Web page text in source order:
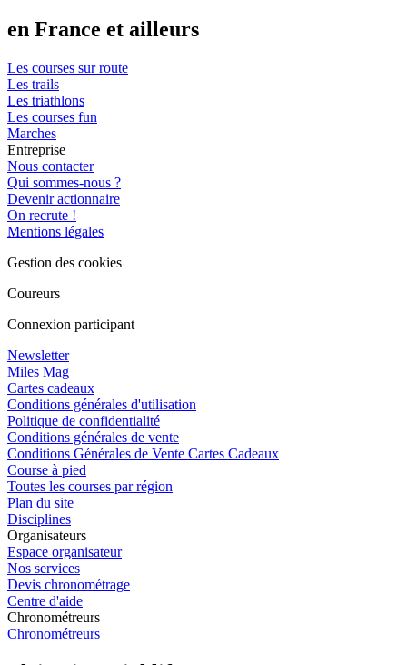
en France et ailleurs
Les courses sur route
Les trails
Les triathlons
Les courses fun
Marches
Entreprise
Nous contacter
Qui sommes-nous ?
Devenir actionnaire
On recrute !
Mentions légales
Gestion des cookies
Coureurs
Connexion participant
Newsletter
Miles Mag
Cartes cadeaux
Conditions générales d'utilisation
Politique de confidentialité
Conditions générales de vente
Conditions Générales de Vente Cartes Cadeaux
Course à pied
Toutes les courses par région
Plan du site
Disciplines
Organisateurs
Espace organisateur
Nos services
Devis chronométrage
Centre d'aide
Chronométreurs
Chronométreurs